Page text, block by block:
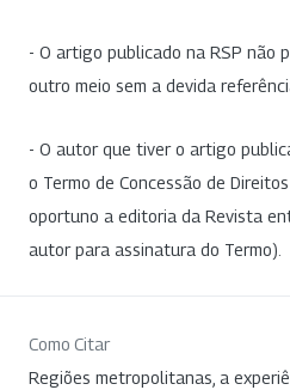
- O artigo publicado na RSP não
outro meio sem a devida
- O autor que tiver o artigo
o Termo de Concessão de
oportuno a editoria da Revista
autor para assinatura do Termo).
Como Citar
Regiões metropolitanas, a